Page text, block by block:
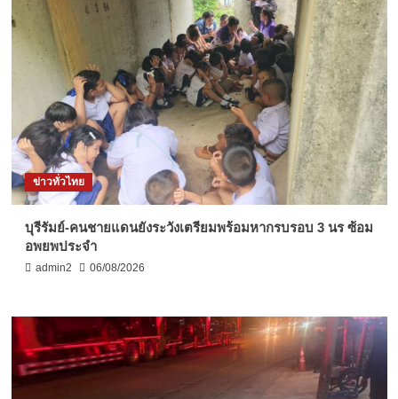
ข่าวทั่วไทย
บุรีรัมย์-คนชายแดนยังระวังเตรียมพร้อมหากรบรอบ 3 นร ซ้อม
อพยพประจำ
admin2 06/08/2026